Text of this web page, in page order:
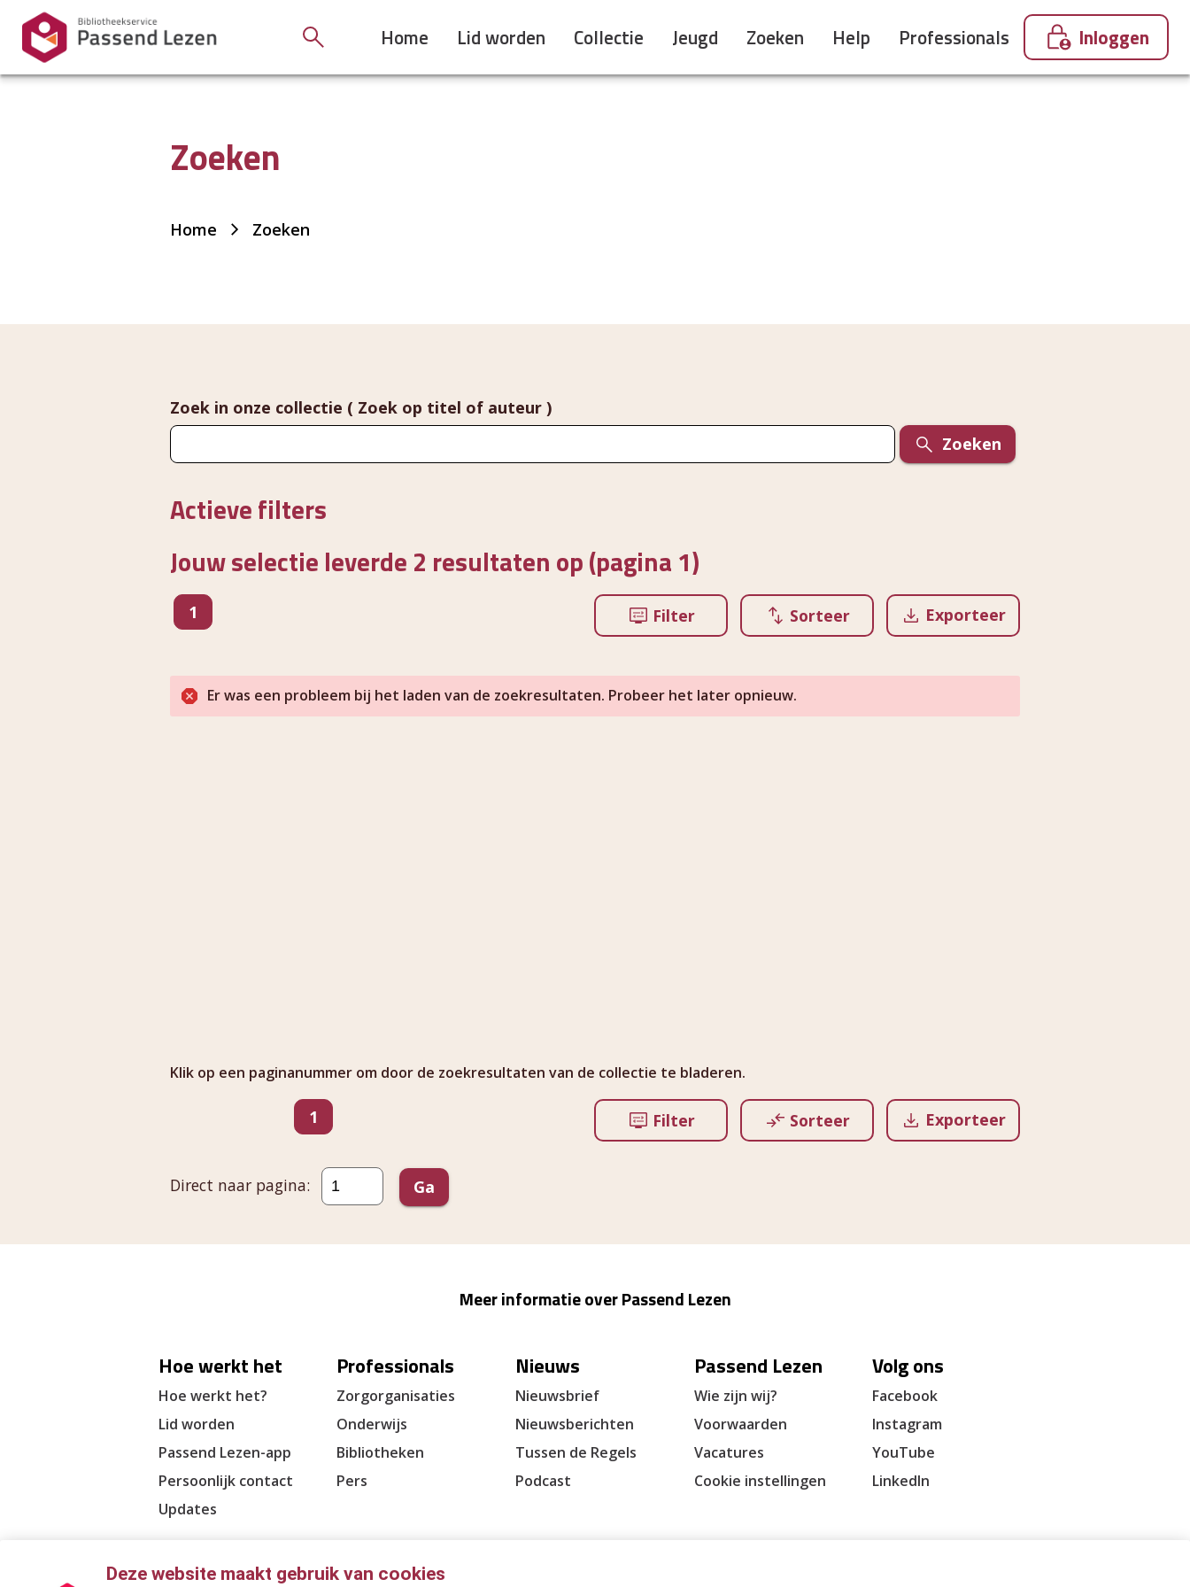
Deze website maakt gebruik van cookies
Home Lid worden Collectie Jeugd Zoeken Help Professionals Inloggen
Zoeken
Je
Home Zoeken
Zoek in onze collectie ( Zoek op titel of auteur )
Zoeken
Actieve filters
Jouw selectie leverde 2 resultaten op (pagina 1)
Filter Sorteer Exporteer
pagina
1
Er was een probleem bij het laden van de zoekresultaten. Probeer het later opnieuw.
Klik op een paginanummer om door de zoekresultaten van de collectie te bladeren.
Filter Sorteer Exporteer
Ga naar pagina
pagina
1
Direct naar pagina: Ga
Meer informatie over Passend Lezen
Hoe werkt het
Hoe werkt het?
Lid worden
Passend Lezen-app
Persoonlijk contact
Updates
Professionals
Zorgorganisaties
Onderwijs
Bibliotheken
Pers
Nieuws
Nieuwsbrief
Nieuwsberichten
Tussen de Regels
Podcast
Passend Lezen
Wie zijn wij?
Voorwaarden
Vacatures
Cookie instellingen
Volg ons
Facebook
Instagram
YouTube
LinkedIn